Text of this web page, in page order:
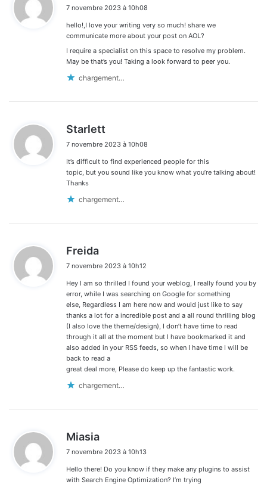
t
:
7 novembre 2023 à 10h08
hello!,I love your writing very so much! share we
communicate more about your post on AOL?
I require a specialist on this space to resolve my problem.
May be that’s you! Taking a look forward to peer you.
chargement…
Starlett
t
:
7 novembre 2023 à 10h08
It’s difficult to find experienced people for this
topic, but you sound like you know what you’re talking about!
Thanks
chargement…
Freida
t
:
7 novembre 2023 à 10h12
Hey I am so thrilled I found your weblog, I really found you by
error, while I was searching on Google for something
else, Regardless I am here now and would just like to say
thanks a lot for a incredible post and a all round thrilling blog
(I also love the theme/design), I don’t have time to read
through it all at the moment but I have bookmarked it and
also added in your RSS feeds, so when I have time I will be
back to read a
great deal more, Please do keep up the fantastic work.
chargement…
Miasia
t
:
7 novembre 2023 à 10h13
Hello there! Do you know if they make any plugins to assist
with Search Engine Optimization? I’m trying